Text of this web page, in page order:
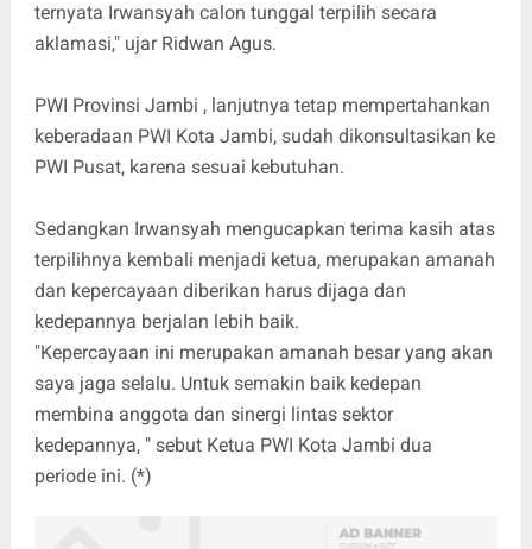
ternyata Irwansyah calon tunggal terpilih secara
aklamasi," ujar Ridwan Agus.
PWI Provinsi Jambi , lanjutnya tetap mempertahankan
keberadaan PWI Kota Jambi, sudah dikonsultasikan ke
PWI Pusat, karena sesuai kebutuhan.
Sedangkan Irwansyah mengucapkan terima kasih atas
terpilihnya kembali menjadi ketua, merupakan amanah
dan kepercayaan diberikan harus dijaga dan
kedepannya berjalan lebih baik.
"Kepercayaan ini merupakan amanah besar yang akan
saya jaga selalu. Untuk semakin baik kedepan
membina anggota dan sinergi lintas sektor
kedepannya, " sebut Ketua PWI Kota Jambi dua
periode ini. (*)